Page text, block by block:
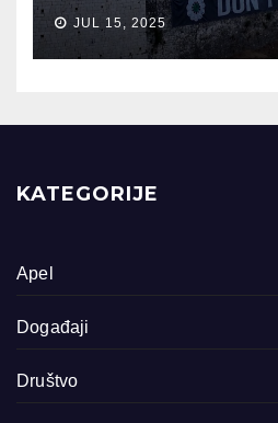
JUL 15, 2025
KATEGORIJE
Apel
Događaji
Društvo